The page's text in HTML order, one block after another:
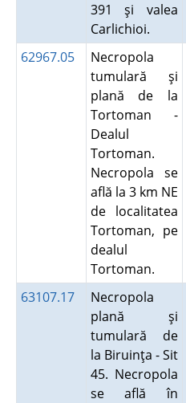
391 şi valea
Carlichioi.
62967.05
Necropola
tumulară şi
plană de la
Tortoman -
Dealul
Tortoman.
Necropola se
află la 3 km NE
de localitatea
Tortoman, pe
dealul
Tortoman.
63107.17
Necropola
plană şi
tumulară de
la Biruinţa - Sit
45. Necropola
se află în